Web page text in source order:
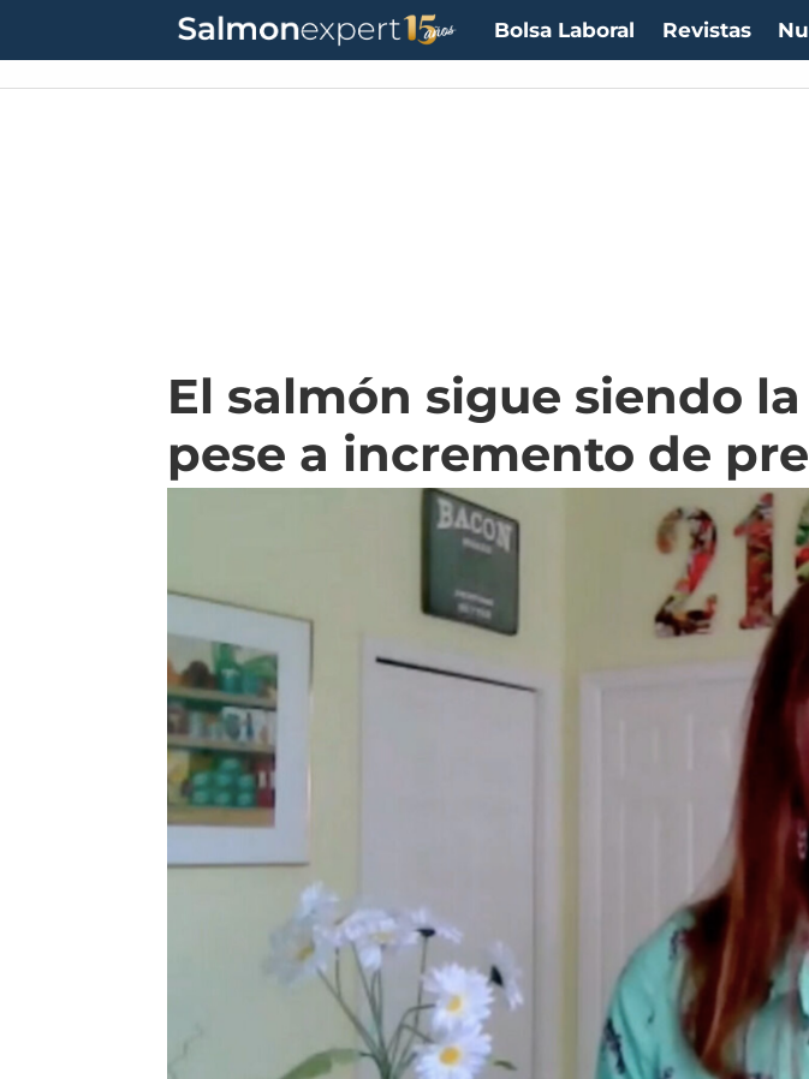
Bolsa Laboral Revistas
El salmón sigue siendo
pese a incremento de